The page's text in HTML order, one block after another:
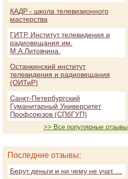
КАДР - школа телевизионного
мастерства
ГИТР. Институт телевидения и
радиовещания им.
М.А.Литовчина.
Останкинский институт
телевидения и радиовещания
(ОИТиР)
Санкт-Петербургский
Гуманитарный Университет
Профсоюзов (СПбГУП)
>> Все популярные отзывы
Последние отзывы:
Берут деньги и ни чему не учат. ...